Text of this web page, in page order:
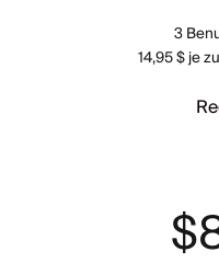
3
14,95 $ je